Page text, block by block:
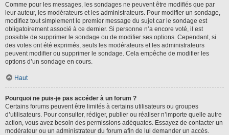
Comme pour les messages, les sondages ne peuvent être modifiés que par
leur auteur, les modérateurs et les administrateurs. Pour modifier un sondage,
modifiez tout simplement le premier message du sujet car le sondage est
obligatoirement associé à ce dernier. Si personne n’a encore voté, il est
possible de supprimer le sondage ou de modifier ses options. Cependant, si
des votes ont été exprimés, seuls les modérateurs et les administrateurs
peuvent modifier ou supprimer le sondage. Cela empêche de modifier les
options d’un sondage en cours.
Haut
Pourquoi ne puis-je pas accéder à un forum ?
Certains forums peuvent être limités à certains utilisateurs ou groupes
d’utilisateurs. Pour consulter, rédiger, publier ou réaliser n’importe quelle autre
action, vous avez besoin des permissions adéquates. Essayez de contacter un
modérateur ou un administrateur du forum afin de lui demander un accès.